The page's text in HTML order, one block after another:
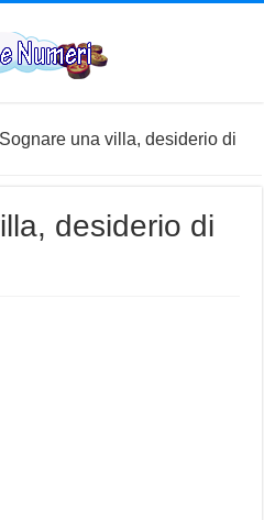
Sognare una villa, desiderio di
desiderio di